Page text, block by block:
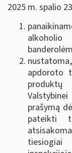
2025 m. spalio
apdoroto
produktų
prašymą
pateikti
tiesiogiai